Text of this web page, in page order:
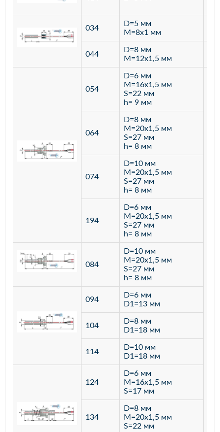
034
D=5 мм
M=8х1 мм
044
D=8 мм
M=12х1,5 мм
054
D=6 мм
M=16х1,5 мм
S=22 мм
h= 9 мм
064
D=8 мм
M=20х1,5 мм
S=27 мм
h= 8 мм
074
D=10 мм
M=20х1,5 мм
S=27 мм
h= 8 мм
194
D=6 мм
M=20х1,5 мм
S=27 мм
h= 8 мм
084
D=10 мм
M=20х1,5 мм
S=27 мм
h= 8 мм
094
D=6 мм
D1=13 мм
104
D=8 мм
D1=18 мм
114
D=10 мм
D1=18 мм
124
D=6 мм
M=16х1,5 мм
S=17 мм
134
D=8 мм
M=20х1,5 мм
S=22 мм